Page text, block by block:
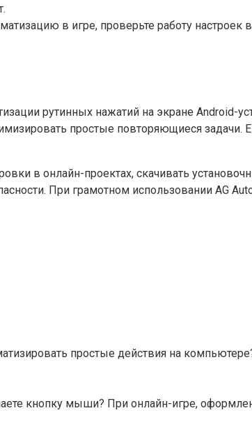
в игре, проверьте работу
рутинных нажатий на экране Android-
простые повторяющиеся задачи.
в онлайн-проектах, скачивать
При грамотном использовании
простые действия на
кнопку мыши? При онлайн-игре,